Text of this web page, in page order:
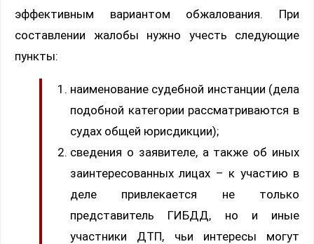
эффективным вариантом обжалования. При
составлении жалобы нужно учесть следующие
пункты:
наименование судебной инстанции (дела
подобной категории рассматриваются в
судах общей юрисдикции);
сведения о заявителе, а также об иных
заинтересованных лицах – к участию в
деле привлекается не только
представитель ГИБДД, но и иные
участники ДТП, чьи интересы могут